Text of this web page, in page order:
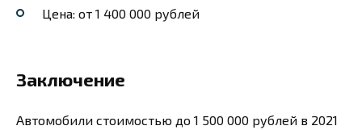
Цена: от 1 400 000 рублей
Заключение
Автомобили стоимостью до 1 500 000 рублей в 2021